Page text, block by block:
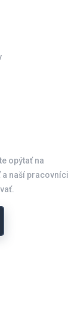
opýtať na
naší pracovníci